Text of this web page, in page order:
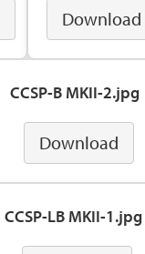
Download
CCSP-B MKII-2.jpg
Download
CCSP-LB MKII-1.jpg